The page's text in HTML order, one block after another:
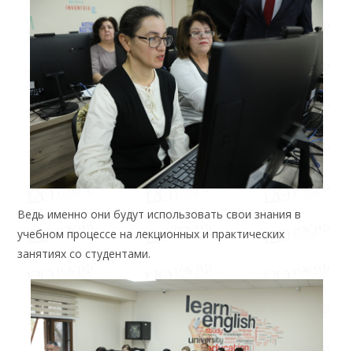
Ведь именно они будут использовать свои знания в
учебном процессе на лекционных и практических
занятиях со студентами.